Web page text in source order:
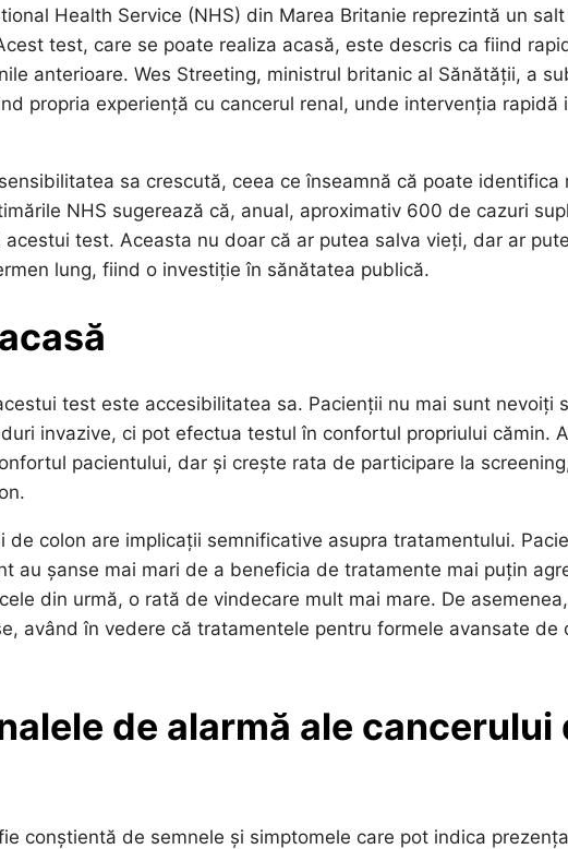
Health Service (NHS) din Marea Britanie reprezintă un
test, care se poate realiza acasă, este descris ca fiind
anterioare. Wes Streeting, ministrul britanic al Sănătății, a
propria experiență cu cancerul renal, unde intervenția rapidă
sa crescută, ceea ce înseamnă că poate identifica
NHS sugerează că, anual, aproximativ 600 de cazuri
test. Aceasta nu doar că ar putea salva vieți, dar ar
lung, fiind o investiție în sănătatea publică.
test este accesibilitatea sa. Pacienții nu mai sunt nevoiți
invazive, ci pot efectua testul în confortul propriului cămin.
pacientului, dar și crește rata de participare la
de colon are implicații semnificative asupra tratamentului.
au șanse mai mari de a beneficia de tratamente mai puțin
din urmă, o rată de vindecare mult mai mare. De
având în vedere că tratamentele pentru formele avansate de
de alarmă ale cancerului
conștientă de semnele și simptomele care pot indica